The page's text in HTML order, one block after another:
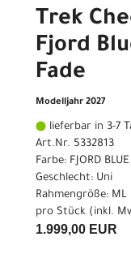
Trek
Fjord
Fade
Modelljahr 2027
lieferbar in 3-7
Art.Nr. 5332813
Farbe: FJORD
Geschlecht: Uni
Rahmengröße: ML
pro Stück (inkl.
1.999,00 EUR